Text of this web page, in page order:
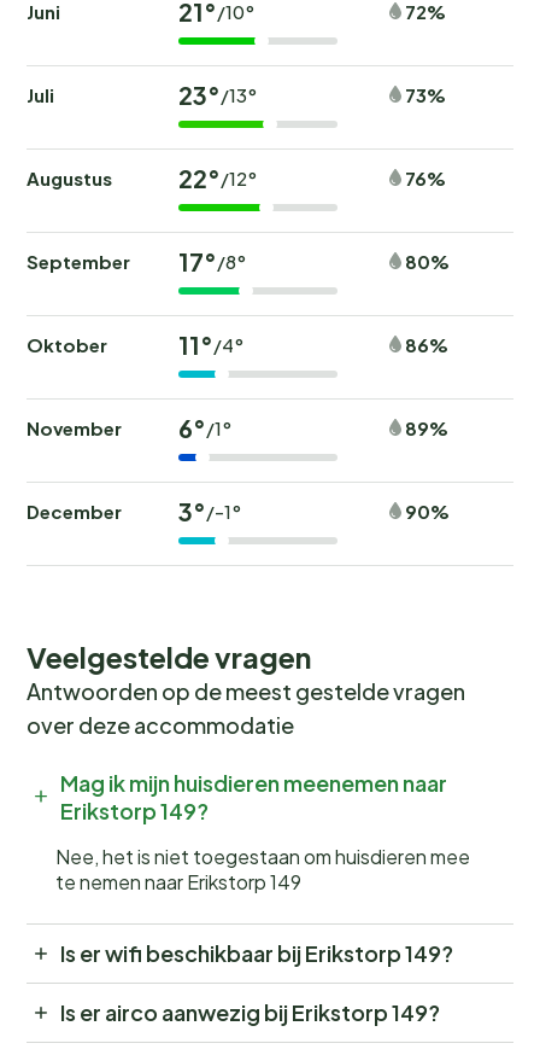
Juni 21°/10° 72%
Juli 23°/13° 73%
Augustus 22°/12° 76%
September 17°/8° 80%
Oktober 11°/4° 86%
November 6°/1° 89%
December 3°/-1° 90%
Veelgestelde vragen
Antwoorden op de meest gestelde vragen
over deze accommodatie
Mag ik mijn huisdieren meenemen naar
Erikstorp 149?
Nee, het is niet toegestaan om huisdieren mee
te nemen naar Erikstorp 149
Is er wifi beschikbaar bij Erikstorp 149?
Is er airco aanwezig bij Erikstorp 149?